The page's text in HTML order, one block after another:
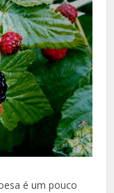
é um pouco